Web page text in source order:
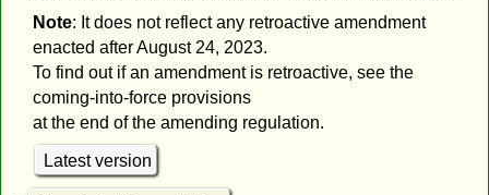
Note: It does not reflect any retroactive amendment
enacted after August 24, 2023.
To find out if an amendment is retroactive, see the
coming-into-force provisions
at the end of the amending regulation.
Latest version